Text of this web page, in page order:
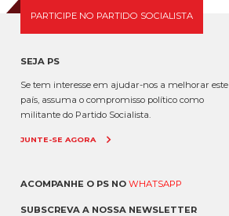
PARTICIPE NO PARTIDO SOCIALISTA
SEJA PS
Se tem interesse em ajudar-nos a melhorar este
país, assuma o compromisso político como
militante do Partido Socialista.
JUNTE-SE AGORA
ACOMPANHE O PS NO WHATSAPP
SUBSCREVA A NOSSA NEWSLETTER